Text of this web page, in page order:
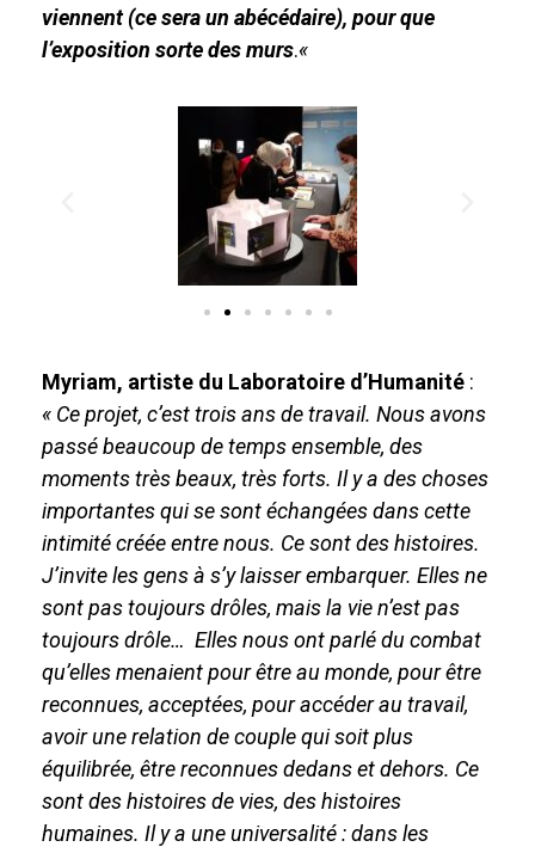
viennent (ce sera un abécédaire), pour que
l’exposition sorte des murs.«
Myriam, artiste du Laboratoire d’Humanité :
« Ce projet, c’est trois ans de travail. Nous avons
passé beaucoup de temps ensemble, des
moments très beaux, très forts. Il y a des choses
importantes qui se sont échangées dans cette
intimité créée entre nous. Ce sont des histoires.
J’invite les gens à s’y laisser embarquer. Elles ne
sont pas toujours drôles, mais la vie n’est pas
toujours drôle… Elles nous ont parlé du combat
qu’elles menaient pour être au monde, pour être
reconnues, acceptées, pour accéder au travail,
avoir une relation de couple qui soit plus
équilibrée, être reconnues dedans et dehors. Ce
sont des histoires de vies, des histoires
humaines. Il y a une universalité : dans les